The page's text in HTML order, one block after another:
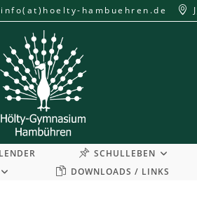
info(at)hoelty-hambuehren.de
SCHULLEBEN
DOWNLOADS / LINKS